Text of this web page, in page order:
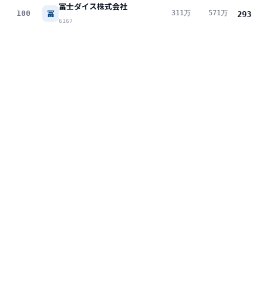
100 冨
冨士ダイス株式会社
6167
311万 571万 293